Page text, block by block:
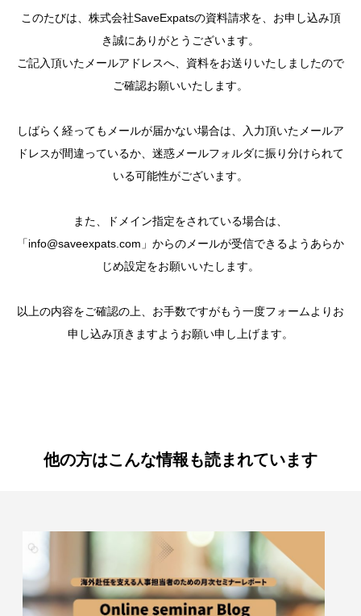
このたびは、株式会社SaveExpatsの資料請求を、お申し込み頂
き誠にありがとうございます。
ご記入頂いたメールアドレスへ、資料をお送りいたしましたので
ご確認お願いいたします。
しばらく経ってもメールが届かない場合は、入力頂いたメールア
ドレスが間違っているか、迷惑メールフォルダに振り分けられて
いる可能性がございます。
また、ドメイン指定をされている場合は、
「info@saveexpats.com」からのメールが受信できるようあらか
じめ設定をお願いいたします。
以上の内容をご確認の上、お手数ですがもう一度フォームよりお
申し込み頂きますようお願い申し上げます。
他の方はこんな情報も読まれています